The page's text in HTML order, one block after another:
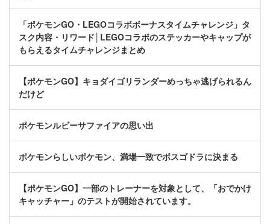
「ポケモンGO・LEGOコラボボーナスタイムチャレンジ」タ
スク内容・リワード│LEGOコラボのステッカーやキャップが
もらえるタイムチャレンジまとめ
【ポケモンGO】キョダイゴリランダーめっちゃ逃げられるん
だけど
ポケモンルビーサファイアの思い出
ポケモンらしいポケモン、満場一致でボスゴドラに決まる
【ポケモンGO】一部のトレーナーを対象として、「おでかけ
キャッチャー」のテストが開始されています。